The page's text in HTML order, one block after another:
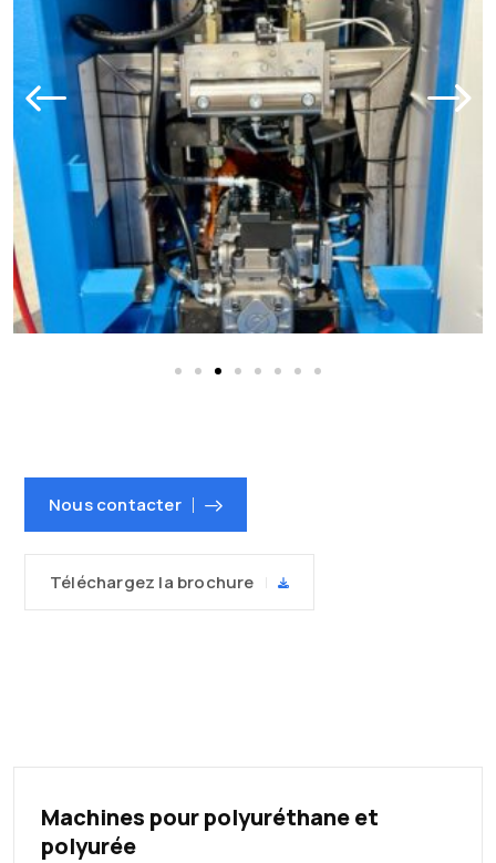
Nous contacter
Téléchargez la brochure
Machines pour polyuréthane et
polyurée